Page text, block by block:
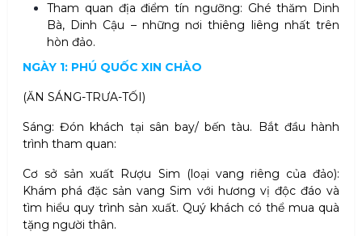
Tham quan địa điểm tín ngưỡng: Ghé thăm Dinh
Bà, Dinh Cậu – những nơi thiêng liêng nhất trên
hòn đảo.
NGÀY 1: PHÚ QUỐC XIN CHÀO
(ĂN SÁNG-TRƯA-TỐI)
Sáng: Đón khách tại sân bay/ bến tàu. Bắt đầu hành
trình tham quan:
Cơ sở sản xuất Rượu Sim (loại vang riêng của đảo):
Khám phá đặc sản vang Sim với hương vị độc đáo và
tìm hiểu quy trình sản xuất. Quý khách có thể mua quà
tặng người thân.